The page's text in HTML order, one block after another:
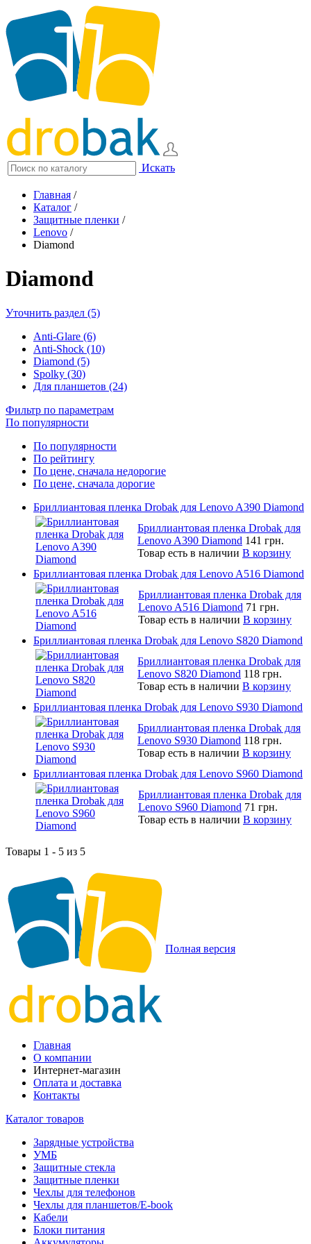
Искать
Главная /
Каталог /
Защитные пленки /
Lenovo /
Diamond
Diamond
Уточнить раздел (5)
Anti-Glare (6)
Anti-Shock (10)
Diamond (5)
Spolky (30)
Для планшетов (24)
Фильтр по параметрам
По популярности
По популярности
По рейтингу
По цене, сначала недорогие
По цене, сначала дорогие
Бриллиантовая пленка Drobak для Lenovo A390 Diamond
Бриллиантовая пленка Drobak для
Lenovo A390 Diamond 141 грн.
Товар есть в наличии В корзину
Бриллиантовая пленка Drobak для Lenovo A516 Diamond
Бриллиантовая пленка Drobak для
Lenovo A516 Diamond 71 грн.
Товар есть в наличии В корзину
Бриллиантовая пленка Drobak для Lenovo S820 Diamond
Бриллиантовая пленка Drobak для
Lenovo S820 Diamond 118 грн.
Товар есть в наличии В корзину
Бриллиантовая пленка Drobak для Lenovo S930 Diamond
Бриллиантовая пленка Drobak для
Lenovo S930 Diamond 118 грн.
Товар есть в наличии В корзину
Бриллиантовая пленка Drobak для Lenovo S960 Diamond
Бриллиантовая пленка Drobak для
Lenovo S960 Diamond 71 грн.
Товар есть в наличии В корзину
Товары 1 - 5 из 5
Полная версия
Главная
О компании
Интернет-магазин
Оплата и доставка
Контакты
Каталог товаров
Зарядные устройства
УМБ
Защитные стекла
Защитные пленки
Чехлы для телефонов
Чехлы для планшетов/E-book
Кабели
Блоки питания